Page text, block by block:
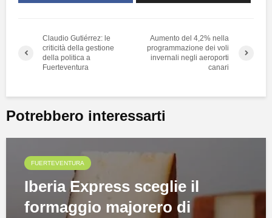
Claudio Gutiérrez: le
criticità della gestione
della politica a
Fuerteventura
Aumento del 4,2% nella
programmazione dei voli
invernali negli aeroporti
canari
Potrebbero interessarti
FUERTEVENTURA
Iberia Express sceglie il
formaggio majorero di